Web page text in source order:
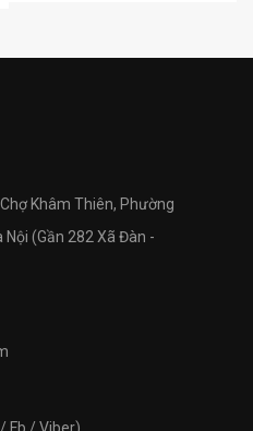
Khâm Thiên, Phường
Nội (Gần 282 Xã Đàn -